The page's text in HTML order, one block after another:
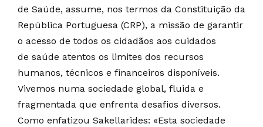
de Saúde, assume, nos termos da Constituição da
República Portuguesa (CRP), a missão de garantir
o acesso de todos os cidadãos aos cuidados
de saúde atentos os limites dos recursos
humanos, técnicos e financeiros disponíveis.
Vivemos numa sociedade global, fluida e
fragmentada que enfrenta desafios diversos.
Como enfatizou Sakellarides: «Esta sociedade